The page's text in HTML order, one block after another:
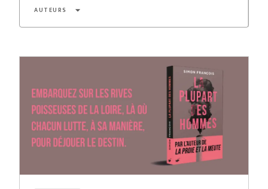
AUTEURS arrow_drop_down